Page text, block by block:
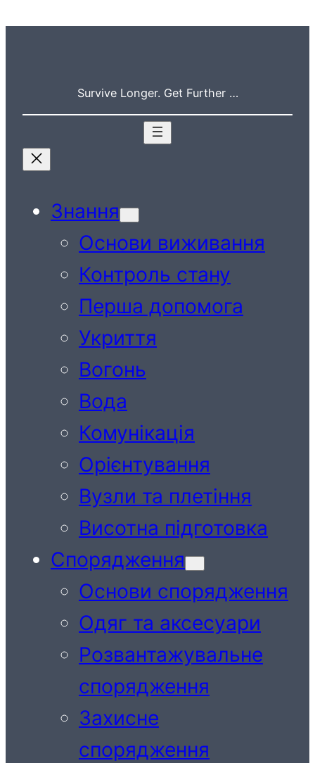
Survive Longer. Get Further …
Знання
Основи виживання
Контроль стану
Перша допомога
Укриття
Вогонь
Вода
Комунікація
Орієнтування
Вузли та плетіння
Висотна підготовка
Спорядження
Основи спорядження
Одяг та аксесуари
Розвантажувальне
спорядження
Захисне
спорядження